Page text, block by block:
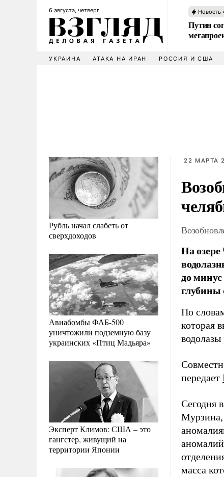
6 августа, четверг Новость
Путин
УКРАИНА АТАКА НА ИРАН РОССИЯ И США
Рубль начал слабеть от
сверхдоходов
Авиабомбы ФАБ-500
уничтожили подземную базу
украинских «Птиц Мадьяра»
Эксперт Климов: США – это
гангстер, живущий на
территории Японии
22 МАРТА
На
до
глубины
По
которая
водолазы
передает
Сегодня
Мурзина,
масса